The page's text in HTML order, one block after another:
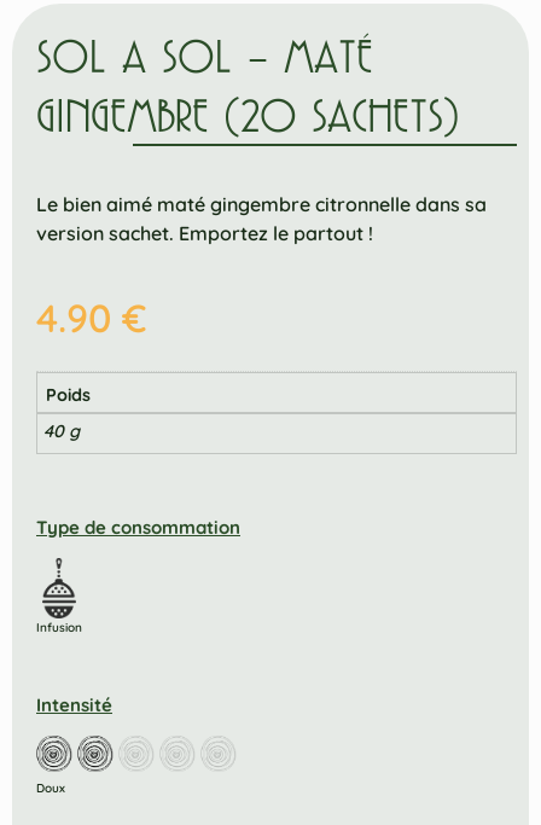
SOL A SOL – MATÉ
GINGEMBRE (20 SACHETS)
Le bien aimé maté gingembre citronnelle dans sa
version sachet. Emportez le partout !
4.90 €
Poids
40 g
Type de consommation
Infusion
Intensité
Doux